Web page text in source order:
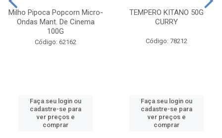
Milho Pipoca Popcorn Micro-
Ondas Mant. De Cinema
100G
Código: 62162
Faça seu login ou
cadastre-se para
ver preços e
comprar
TEMPERO KITANO 50G
CURRY
Código: 78212
Faça seu login ou
cadastre-se para
ver preços e
comprar